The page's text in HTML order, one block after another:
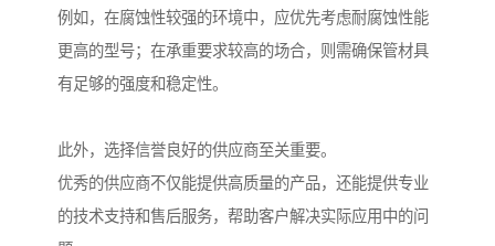
例如，在腐蚀性较强的环境中，应优先考虑耐腐蚀性能
更高的型号；在承重要求较高的场合，则需确保管材具
有足够的强度和稳定性。
此外，选择信誉良好的供应商至关重要。
优秀的供应商不仅能提供高质量的产品，还能提供专业
的技术支持和售后服务，帮助客户解决实际应用中的问